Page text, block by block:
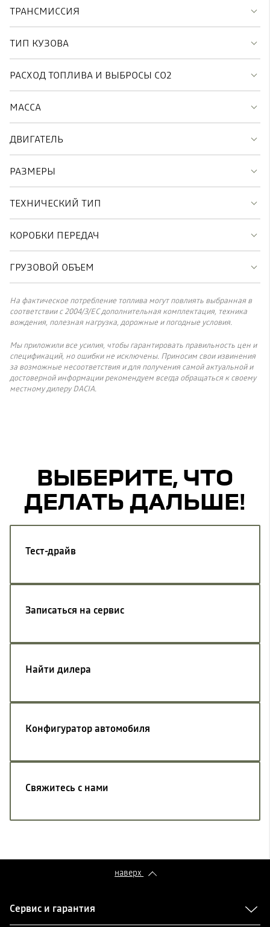
ТРАНСМИССИЯ
ТИП КУЗОВА
РАСХОД ТОПЛИВА И ВЫБРОСЫ CO2
МАССА
ДВИГАТЕЛЬ
РАЗМЕРЫ
ТЕХНИЧЕСКИЙ ТИП
КОРОБКИ ПЕРЕДАЧ
ГРУЗОВОЙ ОБЪЕМ
На фактическое потребление топлива могут повлиять выбранная в
соответствии с 2004/3/ЕС дополнительная комплектация, техника
вождения, полезная нагрузка, дорожные и погодные условия.
Мы приложили все усилия, чтобы гарантировать правильность цен и
спецификаций, но ошибки не исключены. Приносим свои извинения
за возможные несоответствия и для получения самой актуальной и
достоверной информации рекомендуем всегда обращаться к своему
местному дилеру DACIA.
ВЫБЕРИТЕ, ЧТО
ДЕЛАТЬ ДАЛЬШЕ!
Тест-драйв
Записаться на сервис
Найти дилера
Конфигуратор автомобиля
Свяжитесь с нами
наверх
Сервис и гарантия